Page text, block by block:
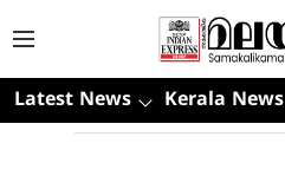
Latest News Kerala News